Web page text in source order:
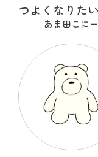
あま田こにー